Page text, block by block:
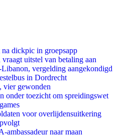
dickpic in groepsapp
uitstel van betaling aan
vergelding aangekondigd
in Dordrecht
vier gewonden
onder toezicht om spreidingswet
voor overlijdensuitkering
naar maan